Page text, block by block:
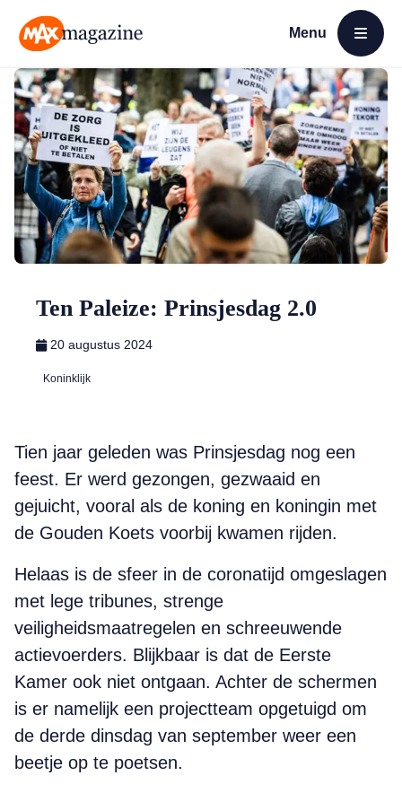
Menu
Open menu
Ten Paleize: Prinsjesdag 2.0
20 augustus 2024
Koninklijk
Tien jaar geleden was Prinsjesdag nog een
feest. Er werd gezongen, gezwaaid en
gejuicht, vooral als de koning en koningin met
de Gouden Koets voorbij kwamen rijden.
Helaas is de sfeer in de coronatijd omgeslagen
met lege tribunes, strenge
veiligheidsmaatregelen en schreeuwende
actievoerders. Blijkbaar is dat de Eerste
Kamer ook niet ontgaan. Achter de schermen
is er namelijk een projectteam opgetuigd om
de derde dinsdag van september weer een
beetje op te poetsen.